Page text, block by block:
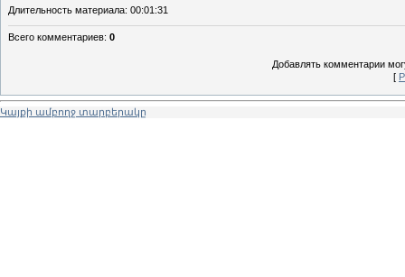
Длительность материала: 00:01:31
Всего комментариев: 0
Добавлять комментарии
[
Կայքի ամբողջ տարբերակը